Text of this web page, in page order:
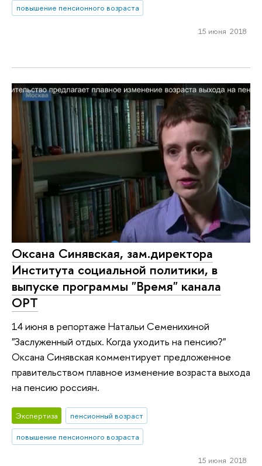
повышение пенсионного возраста
15 июня 2018
Оксана Синявская, зам.директора
Института социальной политики, в
выпуске программы "Время" канала
ОРТ
14 июня в репортаже Натальи Семенихиной
"Заслуженный отдых. Когда уходить на пенсию?"
Оксана Синявская комментирует предложенное
правительством плавное изменение возраста выхода
на пенсию россиян.
Экспертиза
пенсионный возраст
повышение пенсионного возраста
15 июня 2018